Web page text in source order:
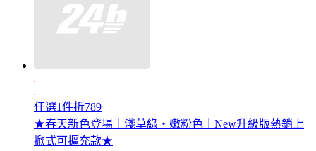
任選1件折789
★春天新色登場｜淺草綠・嫩粉色｜New升級版熱銷上
掀式可擴充款★